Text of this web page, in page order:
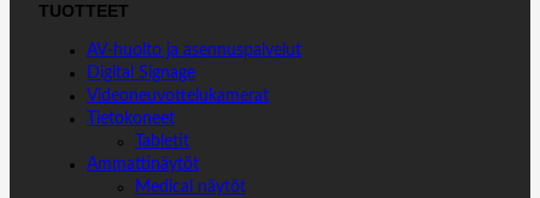
TUOTTEET
AV-huolto ja asennuspalvelut
Digital Signage
Videoneuvottelukamerat
Tietokoneet
Tabletit
Ammattinäytöt
Medical näytöt